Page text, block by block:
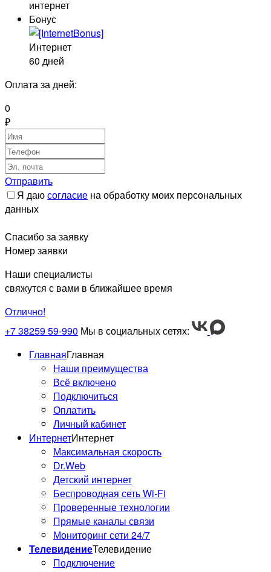
интернет
Бонус
Интернет
60 дней
Оплата задней:
0
₽
Отправить
Я даюсогласие на обработку моих персональных
данных
Спасибо за заявку
Номер заявки
Наши специалисты
свяжутся с вами в ближайшее время
Отлично!
+7 38259 59-990 Мы в социальных сетях:
ГлавнаяГлавная
Наши преимущества
Всё включено
Подключиться
Оплатить
Личный кабинет
ИнтернетИнтернет
Максимальная скорость
Dr.Web
Детский интернет
Беспроводная сеть Wi-Fi
Проверенные технологии
Прямые каналы связи
Мониторинг сети 24/7
ТелевидениеТелевидение
Подключение